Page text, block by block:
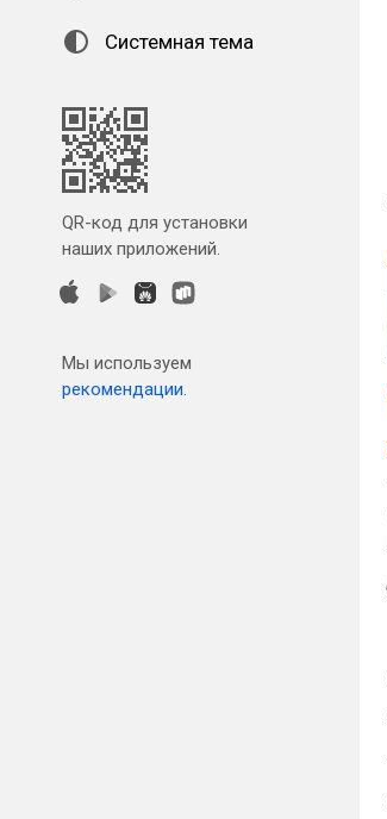
Системная тема
QR-код для установки
наших приложений.
Мы используем
рекомендации.